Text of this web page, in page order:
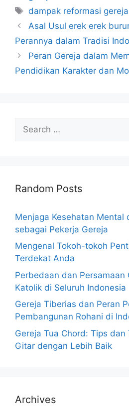
Tags
dampak reformasi gereja
Asal Usul erek erek
Perannya dalam Tradisi
Peran Gereja dalam
Pendidikan Karakter dan
for:
Random Posts
Menjaga Kesehatan Mental
sebagai Pekerja Gereja
Mengenal Tokoh-tokoh
Terdekat Anda
Perbedaan dan Persamaan
Katolik di Seluruh Indonesia
Gereja Tiberias dan Peran
Pembangunan Rohani di
Gereja Tua Chord: Tips dan
Gitar dengan Lebih Baik
Archives